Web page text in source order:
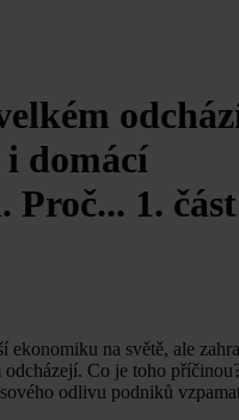
domácí
Proč... 1. část
ekonomiku na světě, ale
Co je toho
odlivu podniků